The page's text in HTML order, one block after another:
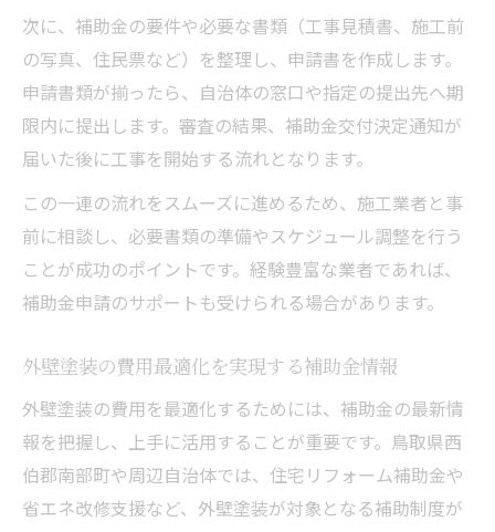
次に、補助金の要件や必要な書類（工事見積書、施工前
の写真、住民票など）を整理し、申請書を作成します。
申請書類が揃ったら、自治体の窓口や指定の提出先へ期
限内に提出します。審査の結果、補助金交付決定通知が
届いた後に工事を開始する流れとなります。
この一連の流れをスムーズに進めるため、施工業者と事
前に相談し、必要書類の準備やスケジュール調整を行う
ことが成功のポイントです。経験豊富な業者であれば、
補助金申請のサポートも受けられる場合があります。
外壁塗装の費用最適化を実現する補助金情報
外壁塗装の費用を最適化するためには、補助金の最新情
報を把握し、上手に活用することが重要です。鳥取県西
伯郡南部町や周辺自治体では、住宅リフォーム補助金や
省エネ改修支援など、外壁塗装が対象となる補助制度が